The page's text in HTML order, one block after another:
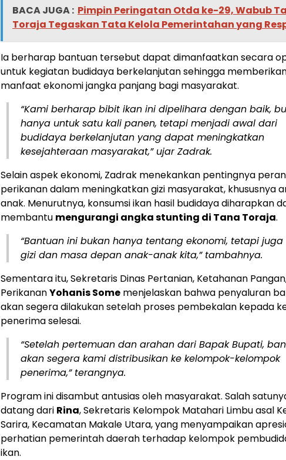
BACA JUGA : Pimpin Peringatan Otda ke-29, Wabub
Toraja Tegaskan Tata Kelola Pemerintahan yang
Ia berharap bantuan tersebut dapat dimanfaatkan secara
untuk kegiatan budidaya berkelanjutan sehingga
manfaat ekonomi jangka panjang bagi masyarakat.
“Kami berharap bibit ikan ini dipelihara dengan baik,
hanya untuk satu kali panen, tetapi menjadi awal dari
budidaya berkelanjutan yang dapat meningkatkan
kesejahteraan masyarakat,” ujar Zadrak.
Selain aspek ekonomi, Zadrak menekankan pentingnya
perikanan dalam meningkatkan gizi masyarakat, khususnya
anak. Menurutnya, konsumsi ikan hasil budidaya diharapkan
membantu mengurangi angka stunting di Tana Toraja.
“Bantuan ini bukan hanya tentang ekonomi, tetapi
gizi dan masa depan anak-anak kita,” tambahnya.
Sementara itu, Sekretaris Dinas Pertanian, Ketahanan
PerikananYohanis Some menjelaskan bahwa penyaluran
akan segera dilakukan setelah proses pembekalan kepada
penerima selesai.
“Setelah pertemuan dan arahan dari Bapak Bupati,
akan segera kami distribusikan ke kelompok-kelompok
penerima,” terangnya.
Program ini disambut antusias oleh masyarakat. Salah
datang dari Rina, Sekretaris Kelompok Matahari Limbu asal
Sarira, Kecamatan Makale Utara, yang menyampaikan
perhatian pemerintah daerah terhadap kelompok
ikan.